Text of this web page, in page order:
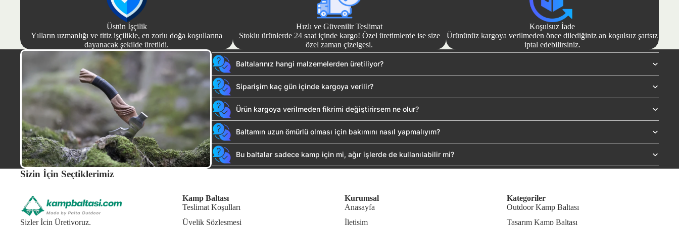
Üstün İşçilik
Yılların uzmanlığı ve titiz işçilikle, en zorlu doğa koşullarına
dayanacak şekilde üretildi.
Hızlı ve Güvenilir Teslimat
Stoklu ürünlerde 24 saat içinde kargo! Özel üretimlerde ise size
özel zaman çizelgesi.
Koşulsuz İade
Ürününüz kargoya verilmeden önce dilediğiniz an koşulsuz şartsız
iptal edebilirsiniz.
Baltalarınız hangi malzemelerden üretiliyor?
Siparişim kaç gün içinde kargoya verilir?
Ürün kargoya verilmeden fikrimi değiştirirsem ne olur?
Baltamın uzun ömürlü olması için bakımını nasıl yapmalıyım?
Bu baltalar sadece kamp için mi, ağır işlerde de kullanılabilir mi?
Sizin İçin Seçtiklerimiz
Sizler İçin Üretiyoruz.
Kamp Baltası
Teslimat Koşulları
Üyelik Sözleşmesi
Kurumsal
Anasayfa
İletişim
Kategoriler
Outdoor Kamp Baltası
Tasarım Kamp Baltası